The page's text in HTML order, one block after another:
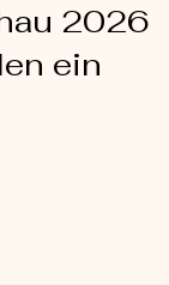
2026
ein